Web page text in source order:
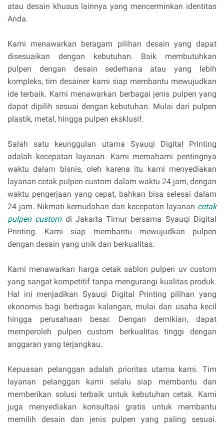
atau desain khusus lainnya yang mencerminkan identitas
Anda.
Kami menawarkan beragam pilihan desain yang dapat
disesuaikan dengan kebutuhan. Baik membutuhkan
pulpen dengan desain sederhana atau yang lebih
kompleks, tim desainer kami siap membantu mewujudkan
ide terbaik. Kami menawarkan berbagai jenis pulpen yang
dapat dipilih sesuai dengan kebutuhan. Mulai dari pulpen
plastik, metal, hingga pulpen eksklusif.
Salah satu keunggulan utama Syauqi Digital Printing
adalah kecepatan layanan. Kami memahami pentingnya
waktu dalam bisnis, oleh karena itu kami menyediakan
layanan cetak pulpen custom dalam waktu 24 jam, dengan
waktu pengerjaan yang cepat, bahkan bisa selesai dalam
24 jam. Nikmati kemudahan dan kecepatan layanan cetak
pulpen customdi Jakarta Timur bersama Syauqi Digital
Printing. Kami siap membantu mewujudkan pulpen
dengan desain yang unik dan berkualitas.
Kami menawarkan harga cetak sablon pulpen uv custom
yang sangat kompetitif tanpa mengurangi kualitas produk.
Hal ini menjadikan Syauqi Digital Printing pilihan yang
ekonomis bagi berbagai kalangan, mulai dari usaha kecil
hingga perusahaan besar. Dengan demikian, dapat
memperoleh pulpen custom berkualitas tinggi dengan
anggaran yang terjangkau.
Kepuasan pelanggan adalah prioritas utama kami. Tim
layanan pelanggan kami selalu siap membantu dan
memberikan solusi terbaik untuk kebutuhan cetak. Kami
juga menyediakan konsultasi gratis untuk membantu
memilih desain dan jenis pulpen yang paling sesuai.